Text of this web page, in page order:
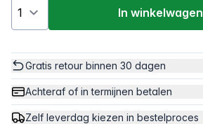
In winkelwagen
Gratis retour binnen 30 dagen
Achteraf of in termijnen betalen
Zelf leverdag kiezen in bestelproces